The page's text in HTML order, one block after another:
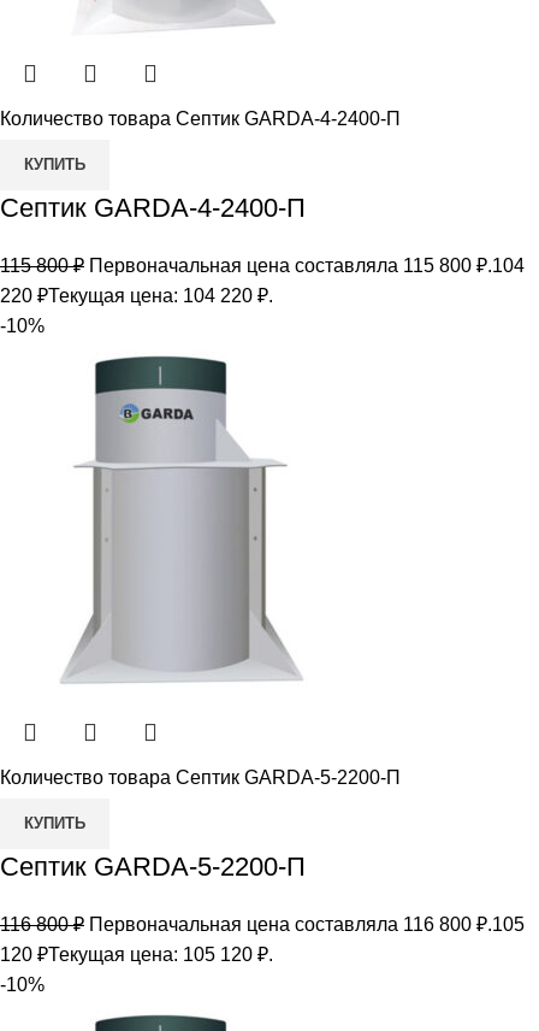
Количество товара Септик GARDA-4-2400-П
КУПИТЬ
Септик GARDA-4-2400-П
115 800₽ Первоначальная цена составляла 115 800 ₽.104
220 ₽Текущая цена: 104 220 ₽.
-10%
Количество товара Септик GARDA-5-2200-П
КУПИТЬ
Септик GARDA-5-2200-П
116 800₽ Первоначальная цена составляла 116 800 ₽.105
120 ₽Текущая цена: 105 120 ₽.
-10%